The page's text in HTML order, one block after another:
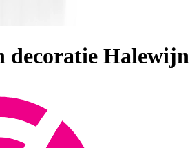
decoratie Halewijn